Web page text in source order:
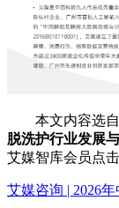
势。这一社会现
市场进入稳步增
掘和分析机构
年中国防脱洗